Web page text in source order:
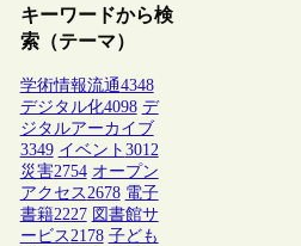
キーワードから検
索（テーマ）
学術情報流通4348
デジタル化4098 デ
ジタルアーカイブ
3349 イベント 3012
災害2754 オープン
アクセス 2678 電子
書籍2227 図書館サ
ービス 2178 子ども